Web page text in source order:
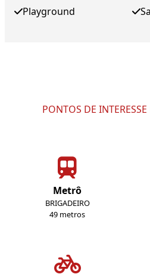
Playground
PONTOS DE
Metrô
BRIGADEIRO
49 metros